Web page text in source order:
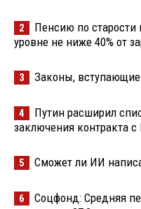
2
Пенсию по старости
уровне не ниже 40% от
3 Законы, вступающие
4
Путин расширил
заключения контракта
5 Сможет ли ИИ
6
Соцфонд: Средняя